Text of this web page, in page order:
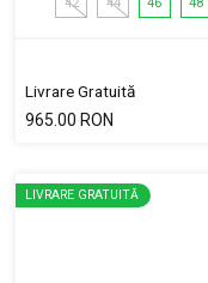
42 44 46 48
Livrare Gratuită
965.00 RON
LIVRARE GRATUITĂ